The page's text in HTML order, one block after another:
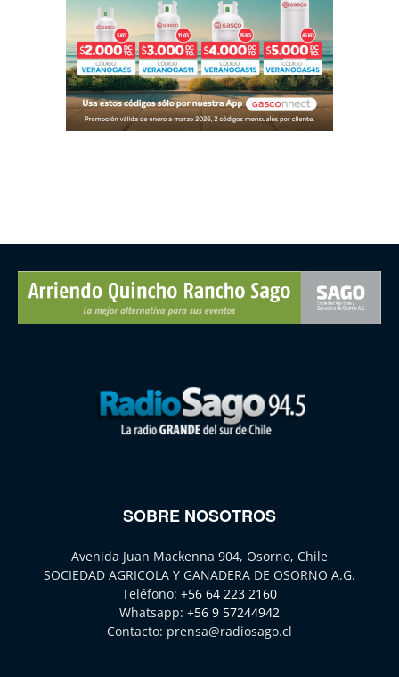
SOBRE NOSOTROS
Avenida Juan Mackenna 904, Osorno, Chile
SOCIEDAD AGRICOLA Y GANADERA DE OSORNO A.G.
Teléfono: +56 64 223 2160
Whatsapp: +56 9 57244942
Contacto: prensa@radiosago.cl